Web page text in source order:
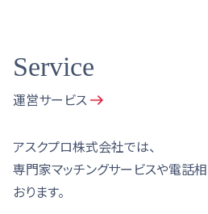
Service
運営サービス
アスクプロ株式会社では、
専門家マッチングサービスや電話
おります。